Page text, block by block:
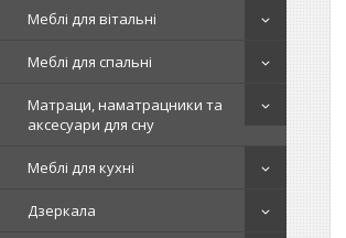
Меблі для вітальні
Меблі для спальні
Матраци, наматрацники та
аксесуари для сну
Меблі для кухні
Дзеркала